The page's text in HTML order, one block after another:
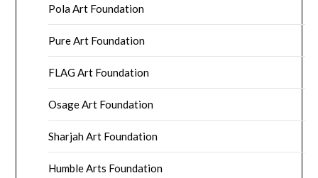
Pola Art Foundation
Pure Art Foundation
FLAG Art Foundation
Osage Art Foundation
Sharjah Art Foundation
Humble Arts Foundation